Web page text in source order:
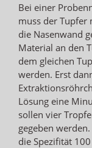
Bei einer
muss der Tupfer
die Nasenwand
Material an den
dem gleichen
werden. Erst
Lösung eine
sollen vier
gegeben
die Spezifität